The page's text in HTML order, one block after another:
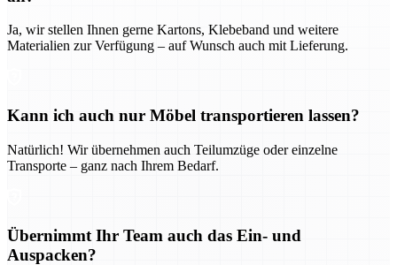
Ja, wir stellen Ihnen gerne Kartons, Klebeband und weitere
Materialien zur Verfügung – auf Wunsch auch mit Lieferung.
Kann ich auch nur Möbel transportieren lassen?
Natürlich! Wir übernehmen auch Teilumzüge oder einzelne
Transporte – ganz nach Ihrem Bedarf.
Übernimmt Ihr Team auch das Ein- und
Auspacken?